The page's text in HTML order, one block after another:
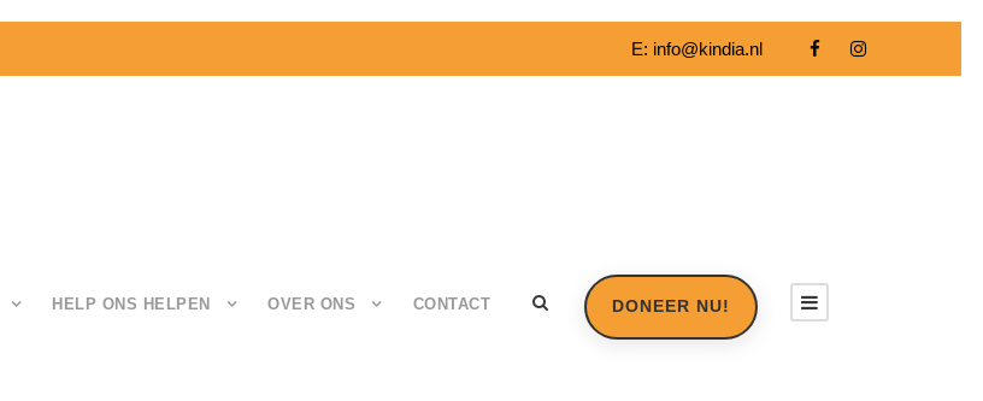
E: info@kindia.nl
HELP ONS HELPEN OVER ONS CONTACT DONEER NU!